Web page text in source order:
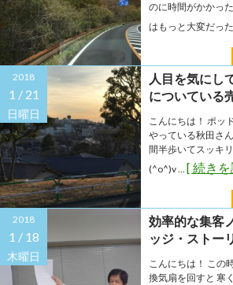
のに時間がかかっ
はもっと大変だっ
2018
1 / 21
日曜日
人目を気にし
についている
インドとは？
こんにちは！ ポッ
やっている秋田さ
間半歩いてスッキ
(^o^)v ... [ 続き
2018
1 / 18
木曜日
効率的な集客
ッジ・ストー
こんにちは！ この
換気扇を回すと 寒